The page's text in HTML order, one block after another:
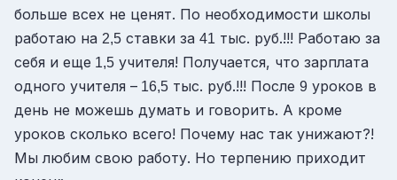
больше всех не ценят. По необходимости школы
работаю на 2,5 ставки за 41 тыс. руб.!!! Работаю за
себя и еще 1,5 учителя! Получается, что зарплата
одного учителя – 16,5 тыс. руб.!!! После 9 уроков в
день не можешь думать и говорить. А кроме
уроков сколько всего! Почему нас так унижают?!
Мы любим свою работу. Но терпению приходит